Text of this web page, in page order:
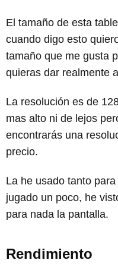
El tamaño de esta
cuando digo esto
tamaño que me gusta
quieras dar realmente
La resolución es de
mas alto ni de lejos
encontrarás una
precio.
La he usado tanto
jugado un poco, he
para nada la pantalla.
Rendimiento